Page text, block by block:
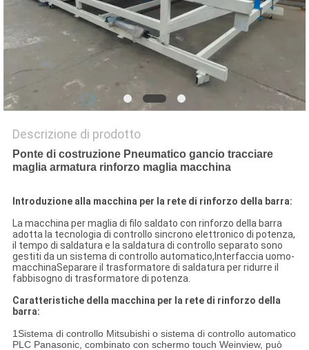
Descrizione di prodotto
Ponte di costruzione Pneumatico gancio tracciare
maglia armatura rinforzo maglia macchina
Introduzione alla macchina per la rete di rinforzo della barra:
La macchina per maglia di filo saldato con rinforzo della barra
adotta la tecnologia di controllo sincrono elettronico di potenza,
il tempo di saldatura e la saldatura di controllo separato sono
gestiti da un sistema di controllo automatico,Interfaccia uomo-
macchinaSeparare il trasformatore di saldatura per ridurre il
fabbisogno di trasformatore di potenza.
Caratteristiche della macchina per la rete di rinforzo della
barra:
1Sistema di controllo Mitsubishi o sistema di controllo automatico
PLC Panasonic, combinato con schermo touch Weinview, può